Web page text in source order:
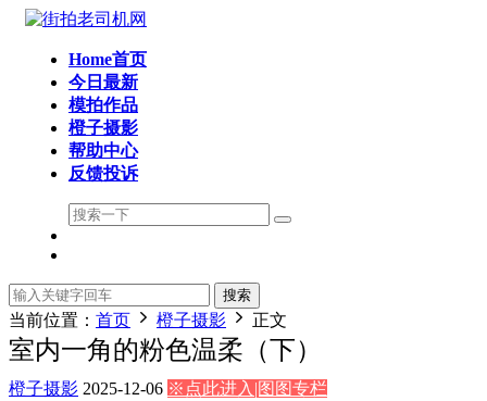
Home首页
今日最新
模拍作品
橙子摄影
帮助中心
反馈投诉
搜索
当前位置： 首页 橙子摄影 正文
室内一角的粉色温柔（下）
橙子摄影 2025-12-06 ※点此进入|图图专栏